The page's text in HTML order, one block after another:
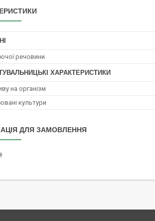
речовини
ХАРАКТЕРИСТИКИ
на організм
культури
ДЛЯ ЗАМОВЛЕННЯ